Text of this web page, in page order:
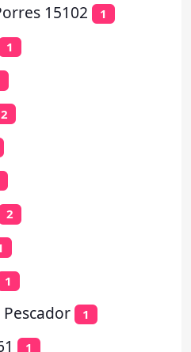
15102 1
1
2
2
1
1
1